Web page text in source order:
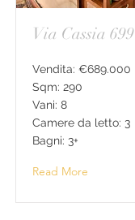
Via Cassia 699
Vendita: €689.000
Sqm: 290
Vani: 8
Camere da letto: 3
Bagni: 3+
Read More